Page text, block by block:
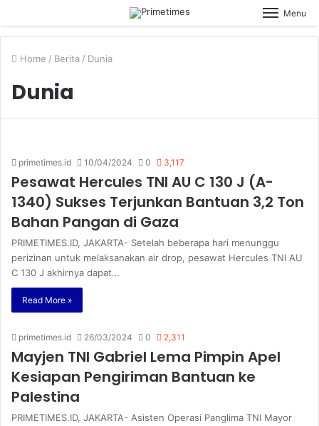
Menu
Home / Berita / Dunia
Dunia
primetimes.id 10/04/2024 0 3,117
Pesawat Hercules TNI AU C 130 J (A-
1340) Sukses Terjunkan Bantuan 3,2 Ton
Bahan Pangan di Gaza
PRIMETIMES.ID, JAKARTA- Setelah beberapa hari menunggu
perizinan untuk melaksanakan air drop, pesawat Hercules TNI AU
C 130 J akhirnya dapat…
Read More »
primetimes.id 26/03/2024 0 2,311
Mayjen TNI Gabriel Lema Pimpin Apel
Kesiapan Pengiriman Bantuan ke
Palestina
PRIMETIMES.ID, JAKARTA- Asisten Operasi Panglima TNI Mayor